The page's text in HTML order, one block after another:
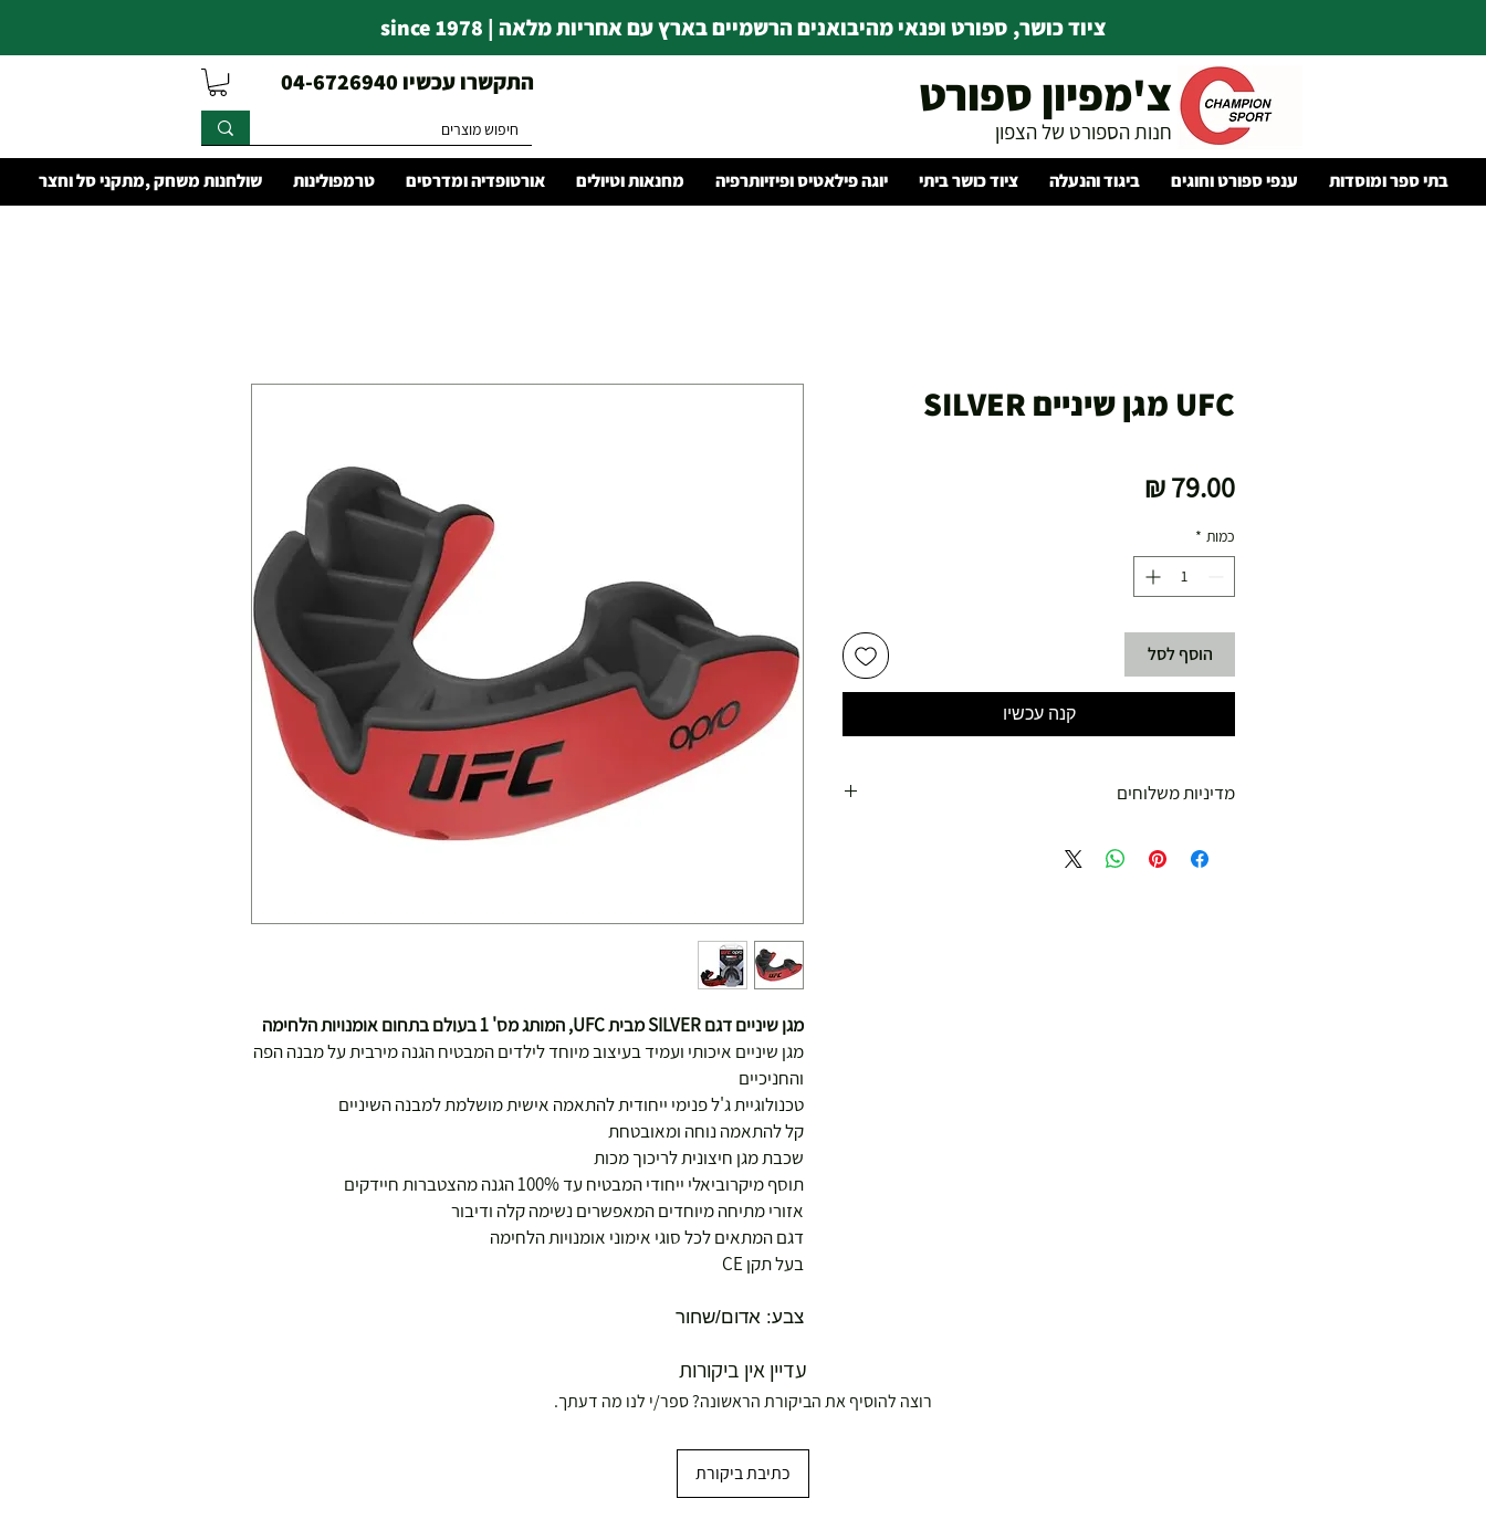
ציוד כושר, ספורט ופנאי מהיבואנים הרשמיים בארץ עם אחריות מלאה | since 1978
התקשרו עכשיו 04-6726940
צ'מפיון ספורט
חנות הספורט של הצפון
בתי ספר ומוסדות ענפי ספורט וחוגים ביגוד והנעלה ציוד כושר ביתי יוגה פילאטיס ופיזיותרפיה מחנאות וטיולים אורטופדיה ומדרסים טרמפולינות שולחנות משחק ,מתקני סל וחצר
מגן שיניים דגם SILVER מבית UFC, המותג מס' 1 בעולם בתחום אומנויות הלחימה
מגן שיניים איכותי ועמיד בעיצוב מיוחד לילדים המבטיח הגנה מירבית על מבנה הפה
והחניכיים
טכנולוגיית ג'ל פנימי ייחודית להתאמה אישית מושלמת למבנה השיניים
קל להתאמה נוחה ומאובטחת
שכבת מגן חיצונית לריכוך מכות
תוסף מיקרוביאלי ייחודי המבטיח עד 100% הגנה מהצטברות חיידקים
אזורי מתיחה מיוחדים המאפשרים נשימה קלה ודיבור
דגם המתאים לכל סוגי אימוני אומנויות הלחימה
בעל תקן CE
צבע: אדום/שחור
UFC מגן שיניים SILVER
כמות *
הוסף לסל
קנה עכשיו
מדיניות משלוחים
עדיין אין ביקורות
רוצה להוסיף את הביקורת הראשונה? ספר/י לנו מה דעתך.
כתיבת ביקורת